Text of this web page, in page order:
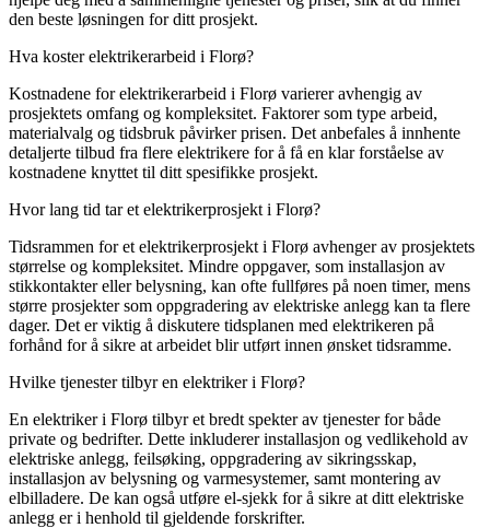
den beste løsningen for ditt prosjekt.
Hva koster elektrikerarbeid i Florø?
Kostnadene for elektrikerarbeid i Florø varierer avhengig av
prosjektets omfang og kompleksitet. Faktorer som type arbeid,
materialvalg og tidsbruk påvirker prisen. Det anbefales å innhente
detaljerte tilbud fra flere elektrikere for å få en klar forståelse av
kostnadene knyttet til ditt spesifikke prosjekt.
Hvor lang tid tar et elektrikerprosjekt i Florø?
Tidsrammen for et elektrikerprosjekt i Florø avhenger av prosjektets
størrelse og kompleksitet. Mindre oppgaver, som installasjon av
stikkontakter eller belysning, kan ofte fullføres på noen timer, mens
større prosjekter som oppgradering av elektriske anlegg kan ta flere
dager. Det er viktig å diskutere tidsplanen med elektrikeren på
forhånd for å sikre at arbeidet blir utført innen ønsket tidsramme.
Hvilke tjenester tilbyr en elektriker i Florø?
En elektriker i Florø tilbyr et bredt spekter av tjenester for både
private og bedrifter. Dette inkluderer installasjon og vedlikehold av
elektriske anlegg, feilsøking, oppgradering av sikringsskap,
installasjon av belysning og varmesystemer, samt montering av
elbilladere. De kan også utføre el-sjekk for å sikre at ditt elektriske
anlegg er i henhold til gjeldende forskrifter.